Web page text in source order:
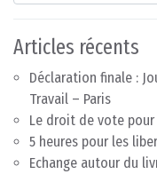
Articles récents
Déclaration finale :
Travail – Paris
Le droit de vote
5 heures pour les
Echange autour du